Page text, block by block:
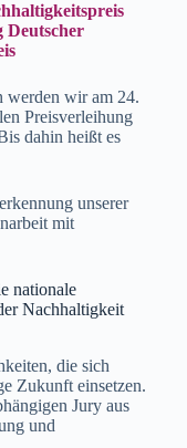
Deutscher
werden wir am 24.
Preisverleihung
dahin heißt es
unserer
mit
nationale
Nachhaltigkeit
die sich
Zukunft einsetzen.
Jury aus
und